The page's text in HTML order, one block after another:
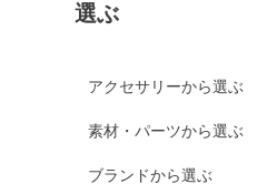
選ぶ
アクセサリーから選ぶ
素材・パーツから選ぶ
ブランドから選ぶ